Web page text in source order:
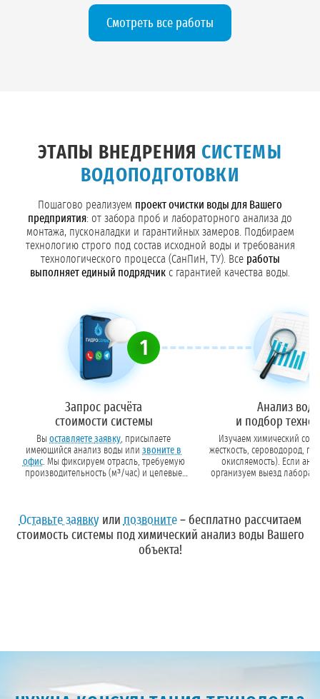
Смотреть все работы
ЭТАПЫ ВНЕДРЕНИЯ СИСТЕМЫ
ВОДОПОДГОТОВКИ
Пошагово реализуем проект очистки воды для Вашего
предприятия: от забора проб и лабораторного анализа до
монтажа, пусконаладки и гарантийных замеров. Подбираем
технологию строго под состав исходной воды и требования
технологического процесса (СанПиН, ТУ). Все работы
выполняет единый подрядчик с гарантией качества воды.
1
Запрос расчёта
стоимости системы
Вы оставляете заявку , присылаете
имеющийся анализ воды или звоните в
офис. Мы фиксируем отрасль, требуемую
производительность (м³/час) и целевые
Анализ
и подбор
Изучаем химический
жесткость, сероводород,
окисляемость). Если анализа
организуем выезд
Оставьте заявкуили позвоните– бесплатно рассчитаем
стоимость системы под химический анализ воды Вашего
объекта!